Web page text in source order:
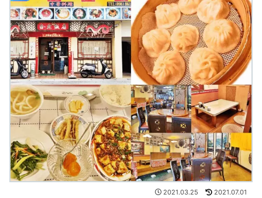
2021.03.25 2021.07.01